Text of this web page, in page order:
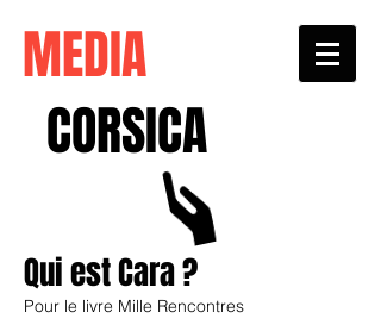
MEDIA
CORSICA
Qui est Cara ?
Pour le livre Mille Rencontres